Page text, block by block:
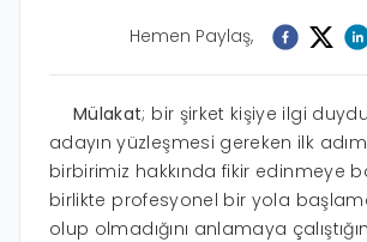
Hemen Paylaş,
Mülakat; bir şirket kişiye ilgi
adayın yüzleşmesi gereken ilk
birbirimiz hakkında fikir edinmeye
birlikte profesyonel bir yola
olup olmadığını anlamaya